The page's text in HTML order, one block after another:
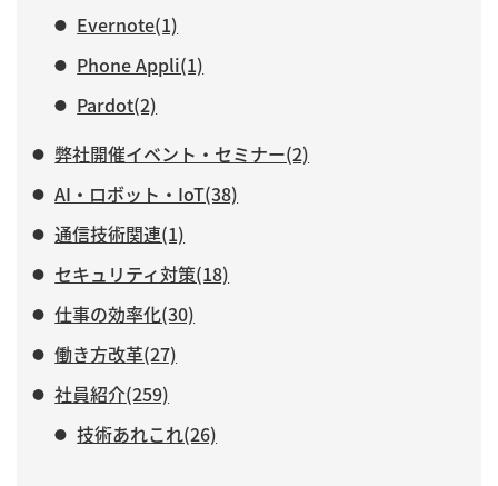
Evernote(1)
Phone Appli(1)
Pardot(2)
弊社開催イベント・セミナー(2)
AI・ロボット・IoT(38)
通信技術関連(1)
セキュリティ対策(18)
仕事の効率化(30)
働き方改革(27)
社員紹介(259)
技術あれこれ(26)